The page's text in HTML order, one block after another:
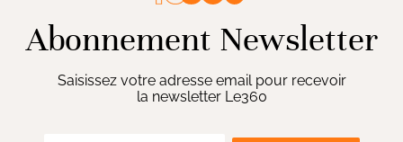
Abonnement Newsletter
Saisissez votre adresse email pour recevoir
la newsletter Le360